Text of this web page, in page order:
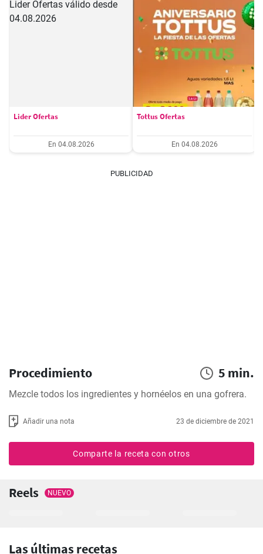
Lider Ofertas
En 04.08.2026
Tottus Ofertas
En 04.08.2026
PUBLICIDAD
Procedimiento 5 min.
Mezcle todos los ingredientes y hornéelos en una gofrera.
Añadir una nota 23 de diciembre de 2021
Comparte la receta con otros
Reels NUEVO
Las últimas recetas